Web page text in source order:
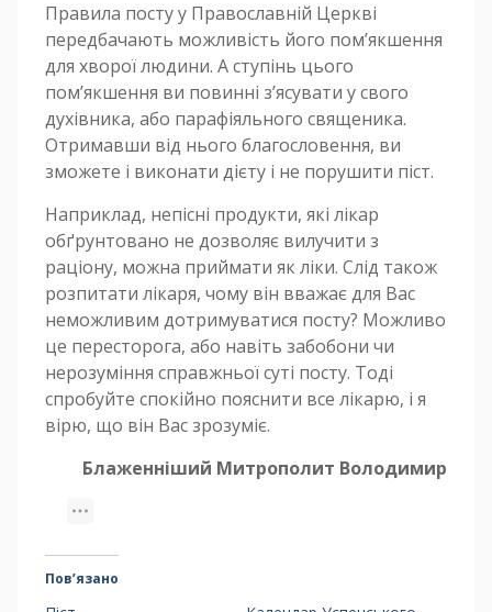
Правила посту у Православній Церкві
передбачають можливість його пом’якшення
для хворої людини. А ступінь цього
пом’якшення ви повинні з’ясувати у свого
духівника, або парафіяльного священика.
Отримавши від нього благословення, ви
зможете і виконати дієту і не порушити піст.
Наприклад, непісні продукти, які лікар
обґрунтовано не дозволяє вилучити з
раціону, можна приймати як ліки. Слід також
розпитати лікаря, чому він вважає для Вас
неможливим дотримуватися посту? Можливо
це пересторога, або навіть забобони чи
нерозуміння справжньої суті посту. Тоді
спробуйте спокійно пояснити все лікарю, і я
вірю, що він Вас зрозуміє.
Блаженніший Митрополит Володимир
Пов’язано